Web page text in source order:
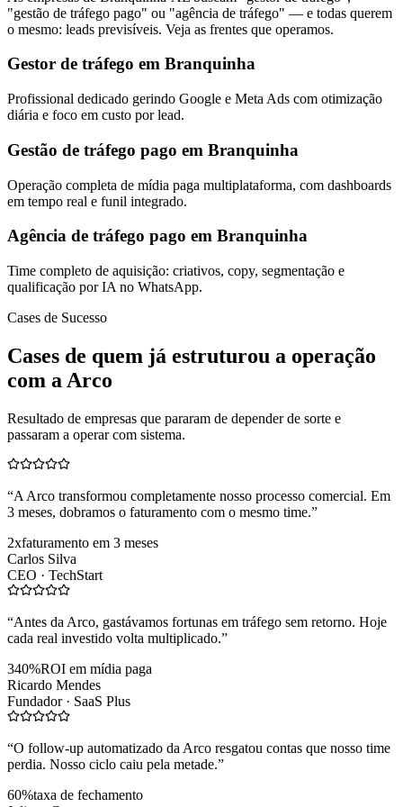
"gestão de tráfego pago" ou "agência de tráfego" — e todas querem
o mesmo: leads previsíveis. Veja as frentes que operamos.
Gestor de tráfego em Branquinha
Profissional dedicado gerindo Google e Meta Ads com otimização
diária e foco em custo por lead.
Gestão de tráfego pago em Branquinha
Operação completa de mídia paga multiplataforma, com dashboards
em tempo real e funil integrado.
Agência de tráfego pago em Branquinha
Time completo de aquisição: criativos, copy, segmentação e
qualificação por IA no WhatsApp.
Cases de Sucesso
Cases de quem já estruturou a operação
com a Arco
Resultado de empresas que pararam de depender de sorte e
passaram a operar com sistema.
“A Arco transformou completamente nosso processo comercial. Em
3 meses, dobramos o faturamento com o mesmo time.”
2xfaturamento em 3 meses
Carlos Silva
CEO · TechStart
“Antes da Arco, gastávamos fortunas em tráfego sem retorno. Hoje
cada real investido volta multiplicado.”
340%ROI em mídia paga
Ricardo Mendes
Fundador · SaaS Plus
“O follow-up automatizado da Arco resgatou contas que nosso time
perdia. Nosso ciclo caiu pela metade.”
60%taxa de fechamento